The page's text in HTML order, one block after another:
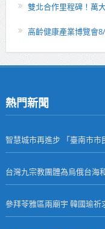
雙北合作里程碑！萬
高齡健康產業博覽會
熱門新聞
智慧城市再進步 「臺南市
台灣九宗教團體為烏俄台海
參拜苓雅區兩廟宇 韓國瑜祈